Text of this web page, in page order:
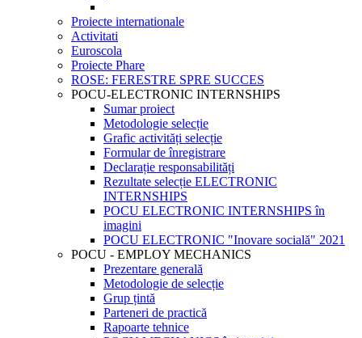
Proiecte internationale
Activitati
Euroscola
Proiecte Phare
ROSE: FERESTRE SPRE SUCCES
POCU-ELECTRONIC INTERNSHIPS
Sumar proiect
Metodologie selecție
Grafic activități selecție
Formular de înregistrare
Declarație responsabilități
Rezultate selecție ELECTRONIC
INTERNSHIPS
POCU ELECTRONIC INTERNSHIPS în
imagini
POCU ELECTRONIC "Inovare socială" 2021
POCU - EMPLOY MECHANICS
Prezentare generală
Metodologie de selecție
Grup țintă
Parteneri de practică
Rapoarte tehnice